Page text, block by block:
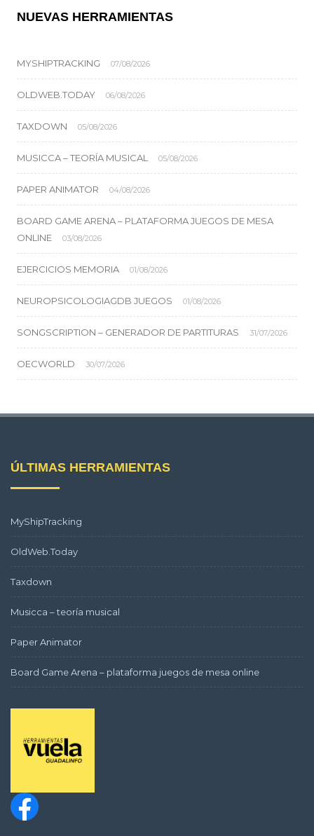
NUEVAS HERRAMIENTAS
MYSHIPTRACKING 07/08/2026
OLDWEB.TODAY 06/08/2026
TAXDOWN 05/08/2026
MUSICCA – TEORÍA MUSICAL 05/08/2026
PAPER ANIMATOR 04/08/2026
BOARD GAME ARENA – PLATAFORMA JUEGOS DE MESA
ONLINE
03/08/2026
EJERCICIOS MEMORIA 01/08/2026
NEUROPSICOLOGIAGDB JUEGOS 01/08/2026
SONGSCRIPTION – GENERADOR DE PARTITURAS 31/07/2026
OECWORLD 30/07/2026
ÚLTIMAS HERRAMIENTAS
MyShipTracking
OldWeb.Today
Taxdown
Musicca – teoría musical
Paper Animator
Board Game Arena – plataforma juegos de mesa online